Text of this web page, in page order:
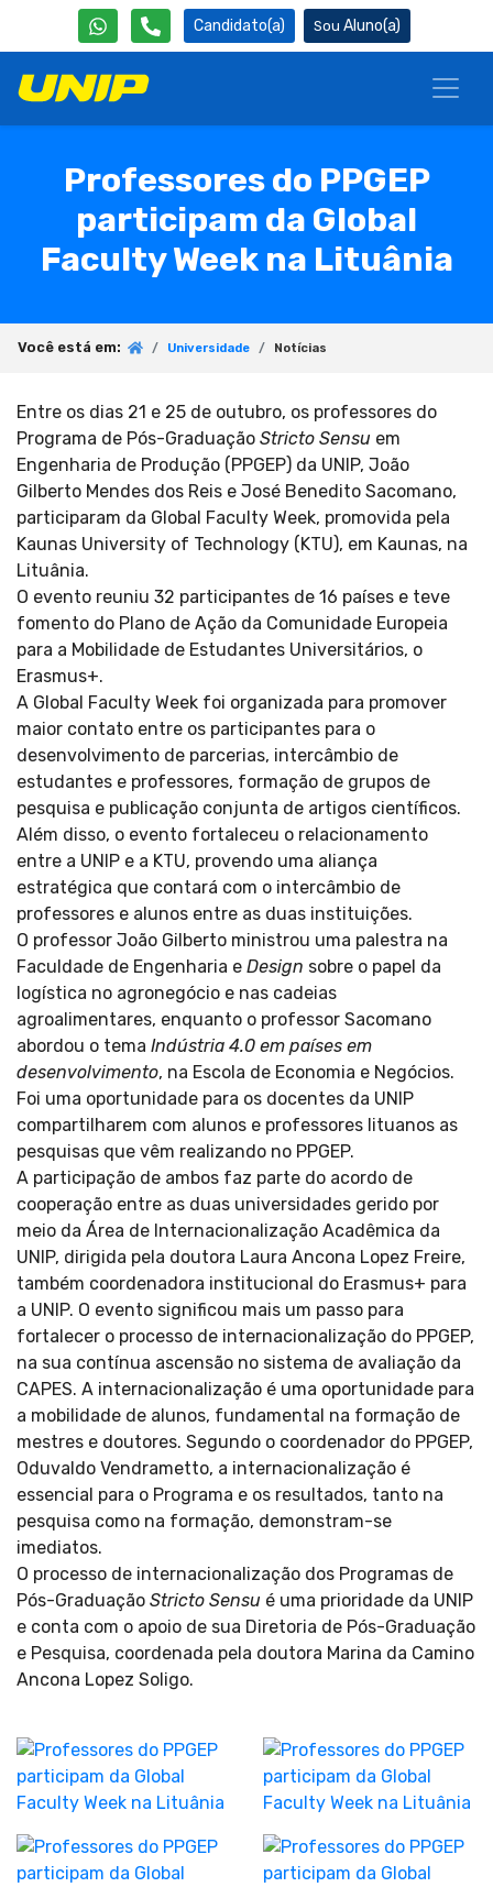
Candidato(a) Aluno(a)
Professores do PPGEP
participam da Global
Faculty Week na Lituânia
Você está em: Universidade Notícias
Entre os dias 21 e 25 de outubro, os professores do
Programa de Pós-Graduação Stricto Sensu em
Engenharia de Produção (PPGEP) da UNIP, João
Gilberto Mendes dos Reis e José Benedito Sacomano,
participaram da Global Faculty Week, promovida pela
Kaunas University of Technology (KTU), em Kaunas, na
Lituânia.
O evento reuniu 32 participantes de 16 países e teve
fomento do Plano de Ação da Comunidade Europeia
para a Mobilidade de Estudantes Universitários, o
Erasmus+.
A Global Faculty Week foi organizada para promover
maior contato entre os participantes para o
desenvolvimento de parcerias, intercâmbio de
estudantes e professores, formação de grupos de
pesquisa e publicação conjunta de artigos científicos.
Além disso, o evento fortaleceu o relacionamento
entre a UNIP e a KTU, provendo uma aliança
estratégica que contará com o intercâmbio de
professores e alunos entre as duas instituições.
O professor João Gilberto ministrou uma palestra na
Faculdade de Engenharia e Design sobre o papel da
logística no agronegócio e nas cadeias
agroalimentares, enquanto o professor Sacomano
abordou o tema Indústria 4.0 em países em
desenvolvimento, na Escola de Economia e Negócios.
Foi uma oportunidade para os docentes da UNIP
compartilharem com alunos e professores lituanos as
pesquisas que vêm realizando no PPGEP.
A participação de ambos faz parte do acordo de
cooperação entre as duas universidades gerido por
meio da Área de Internacionalização Acadêmica da
UNIP, dirigida pela doutora Laura Ancona Lopez Freire,
também coordenadora institucional do Erasmus+ para
a UNIP. O evento significou mais um passo para
fortalecer o processo de internacionalização do PPGEP,
na sua contínua ascensão no sistema de avaliação da
CAPES. A internacionalização é uma oportunidade para
a mobilidade de alunos, fundamental na formação de
mestres e doutores. Segundo o coordenador do PPGEP,
Oduvaldo Vendrametto, a internacionalização é
essencial para o Programa e os resultados, tanto na
pesquisa como na formação, demonstram-se
imediatos.
O processo de internacionalização dos Programas de
Pós-Graduação Stricto Sensu é uma prioridade da UNIP
e conta com o apoio de sua Diretoria de Pós-Graduação
e Pesquisa, coordenada pela doutora Marina da Camino
Ancona Lopez Soligo.